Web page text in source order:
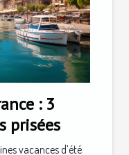
: 3
prisées
vacances d’été